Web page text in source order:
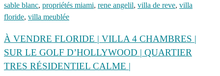
sable blanc, propriétés miami, rene angelil, villa de reve, villa
floride, villa meublée
À VENDRE FLORIDE | VILLA 4 CHAMBRES |
SUR LE GOLF D’HOLLYWOOD | QUARTIER
TRES RÉSIDENTIEL CALME |